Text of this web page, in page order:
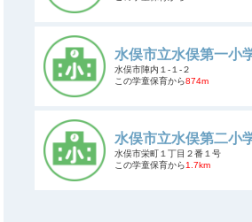
水俣市立水俣第一小
水俣市陣内１-１-２
この学童保育から874m
水俣市立水俣第二小
水俣市栄町１丁目２番１号
この学童保育から1.7km